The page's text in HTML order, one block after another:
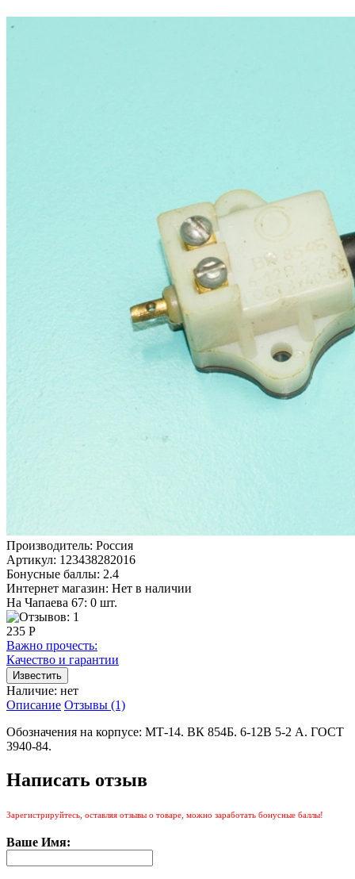
Производитель: Россия
Артикул: 123438282016
Бонусные баллы: 2.4
Интернет магазин: Нет в наличии
На Чапаева 67: 0 шт.
235 Р
Важно прочесть:
Качество и гарантии
Наличие: нет
Описание Отзывы (1)
Обозначения на корпусе: МТ-14. ВК 854Б. 6-12В 5-2 А. ГОСТ
3940-84.
Написать отзыв
Зарегистрируйтесь, оставляя отзывы о товаре, можно заработать бонусные баллы!
Ваше Имя: